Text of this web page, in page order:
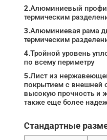
2.Алюминиевый
термическим
3.Алюминиевая рама
термическим
4.Тройной уровень
по всему периметру
5.Лист из
покрытием с внешней
высокую прочность и
также еще более
Стандартные